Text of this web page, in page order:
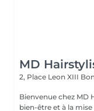
MD
2, Place Leon XIII
Bienvenue chez MD
bien-être et à la mise en